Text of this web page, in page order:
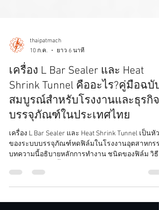
10 ก.ค.
ยาว 6 นาที
เครื่อง L Bar Sealer และ Heat
Shrink Tunnel คืออะไร?คู่มือฉบับ
สมบูรณ์สำหรับโรงงานและธุรกิจ
บรรจุภัณฑ์ในประเทศไทย
เครื่อง L Bar Sealer และ Heat Shrink Tunnel เป็นหัว
ของระบบบรรจุภัณฑ์หดฟิล์มในโรงงานอุตสาหกรร
เลือกเครื่อง การตั้งค่า การบำรุงรักษา และคำแนะนำ